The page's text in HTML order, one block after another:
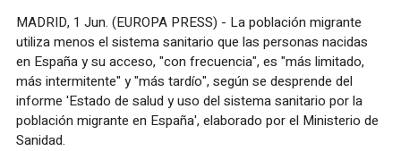
MADRID, 1 Jun. (EUROPA PRESS) - La población migrante
utiliza menos el sistema sanitario que las personas nacidas
en España y su acceso, "con frecuencia", es "más limitado,
más intermitente" y "más tardío", según se desprende del
informe 'Estado de salud y uso del sistema sanitario por la
población migrante en España', elaborado por el Ministerio de
Sanidad.